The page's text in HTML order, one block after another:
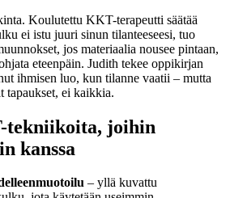
Koulutettu KKT-terapeutti säätää
ei istu juuri sinun tilanteeseesi, tuo
jos materiaalia nousee pintaan,
eteenpäin. Judith tekee oppikirjan
ihmisen luo, kun tilanne vaatii – mutta
tapaukset, ei kaikkia.
tekniikoita, joihin
kanssa
– yllä kuvattu